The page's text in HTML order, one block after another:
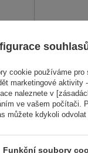
Oleo-Mac
2T pro
2
cookie používáme
marketingové aktivity
naleznete v
ve vašem počítači.
můžete kdykoli
Funkční soubory